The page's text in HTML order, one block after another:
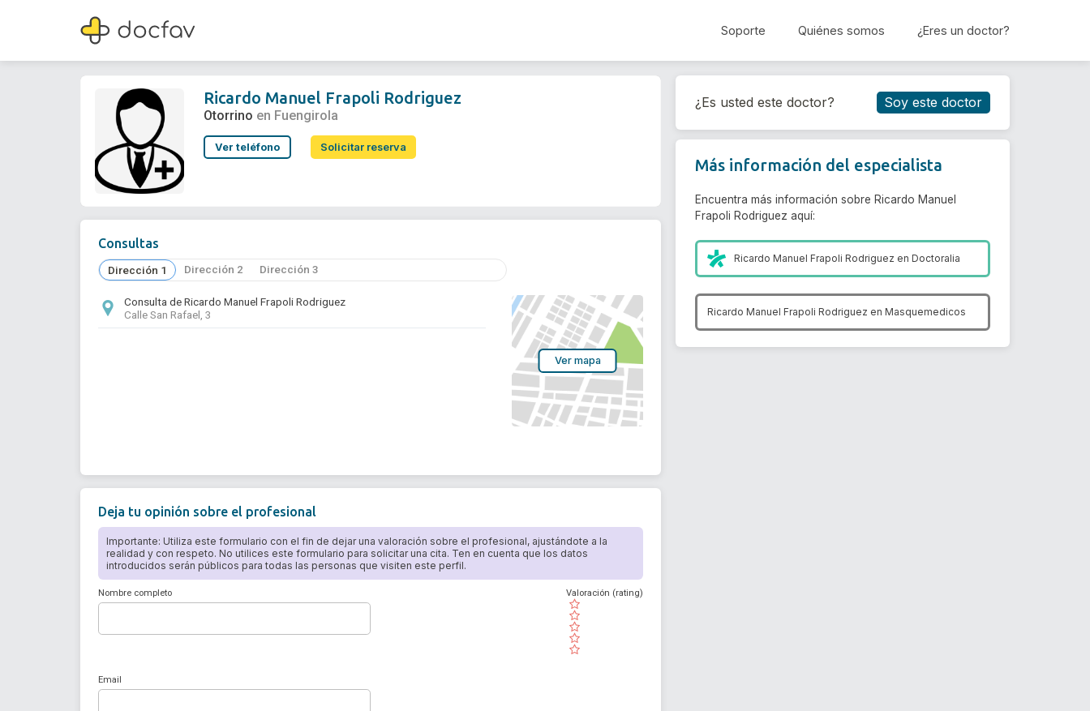
Soporte Quiénes somos ¿Eres un doctor?
Ricardo Manuel Frapoli Rodriguez
Otorrino
Reservar cita
Ricardo Manuel Frapoli Rodriguez
Otorrino en Fuengirola
Ver teléfono Solicitar reserva
Consultas
Dirección 1 Dirección 2 Dirección 3
Consulta de Ricardo Manuel Frapoli Rodriguez
Calle San Rafael, 3
Ver mapa
Deja tu opinión sobre el profesional
Importante: Utiliza este formulario con el fin de dejar una valoración sobre el profesional, ajustándote a la
realidad y con respeto. No utilices este formulario para solicitar una cita. Ten en cuenta que los datos
introducidos serán públicos para todas las personas que visiten este perfil.
Nombre completo
( )
( )
( )
( )
( )
Valoración (rating)
Email
¿Es usted este doctor? Soy este doctor
Más información del especialista
Encuentra más información sobre Ricardo Manuel
Frapoli Rodriguez aquí:
Ricardo Manuel Frapoli Rodriguez enDoctoralia
Ricardo Manuel Frapoli Rodriguez en Masquemedicos